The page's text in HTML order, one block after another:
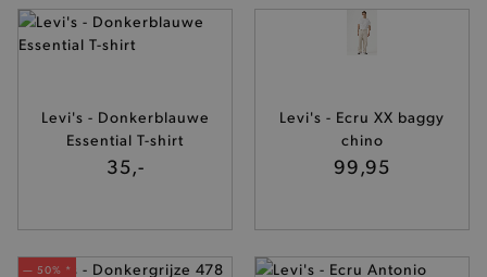
Levi's - Donkerblauwe
Essential T-shirt
35,-
Levi's - Ecru XX baggy
chino
99,95
— 50% *